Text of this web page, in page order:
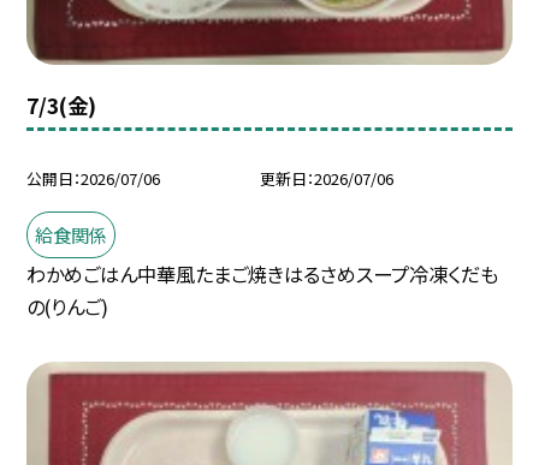
7/3(金)
公開日 2026/07/06 更新日 2026/07/06
給食関係
わかめごはん中華風たまご焼きはるさめスープ冷凍くだも
の(りんご)